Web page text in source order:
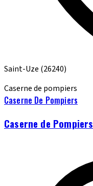
Saint-Uze (26240)
Caserne de pompiers
Caserne De Pompiers
Caserne de Pompiers